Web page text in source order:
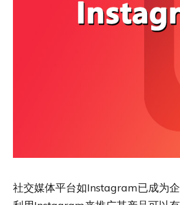
社交媒体平台如Instagram已成为